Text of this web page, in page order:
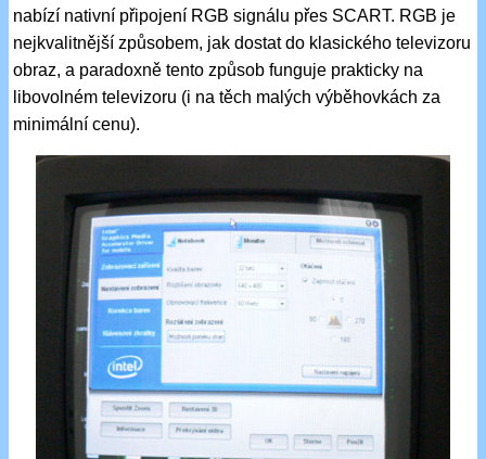
nabízí nativní připojení RGB signálu přes SCART. RGB je
nejkvalitnější způsobem, jak dostat do klasického televizoru
obraz, a paradoxně tento způsob funguje prakticky na
libovolném televizoru (i na těch malých výběhovkách za
minimální cenu).